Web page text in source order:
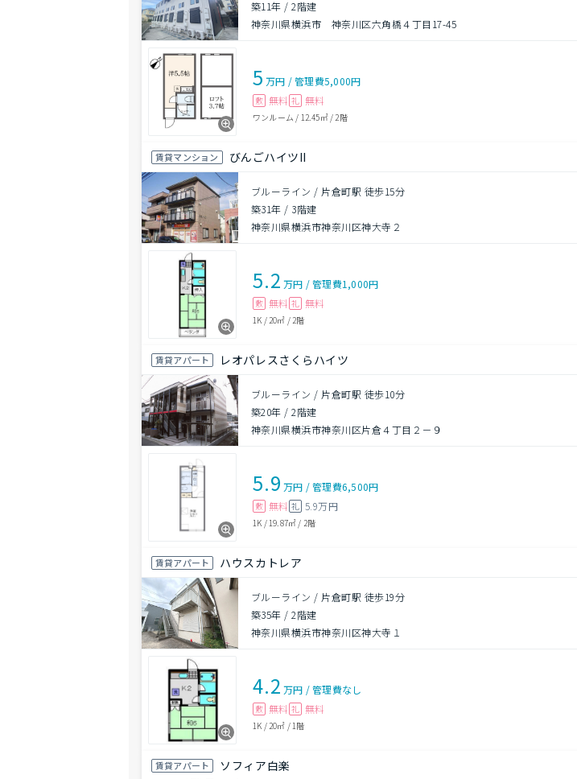
築11年 /2階建
神奈川県横浜市 神奈川区六角橋４丁目17-45
5 万円 /管理費5,000円
敷 無料 礼 無料
ワンルーム / 12.45㎡/ 2階
賃貸マンション びんごハイツII
ブルーライン / 片倉町駅 徒歩15分
築31年 / 3階建
神奈川県横浜市神奈川区神大寺２
5.2 万円 /管理費1,000円
敷 無料 礼 無料
1K / 20㎡ / 2階
賃貸アパート レオパレスさくらハイツ
ブルーライン / 片倉町駅 徒歩10分
築20年 /2階建
神奈川県横浜市神奈川区片倉４丁目２－９
5.9 万円 /管理費6,500円
敷 無料 礼 5.9万円
1K / 19.87㎡ / 2階
賃貸アパート ハウスカトレア
ブルーライン / 片倉町駅 徒歩19分
築35年 /2階建
神奈川県横浜市神奈川区神大寺１
4.2 万円 /管理費なし
敷 無料 礼 無料
1K / 20㎡ / 1階
賃貸アパート ソフィア白楽